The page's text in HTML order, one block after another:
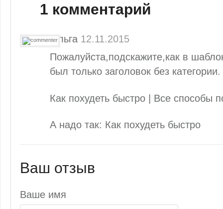
1 комментарий
Ольга 12.11.2015
Пожалуйста,подскажите,как в
был только заголовок без категории.
Как похудеть быстро | Все способы
А надо так: Как похудеть быстро
Ваш отзыв
Ваше имя